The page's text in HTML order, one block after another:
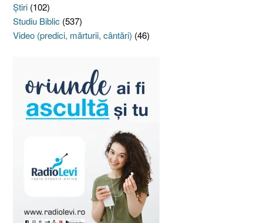
Ştiri (102)
Studiu Biblic (537)
Video (predici, mărturii, cântări) (46)